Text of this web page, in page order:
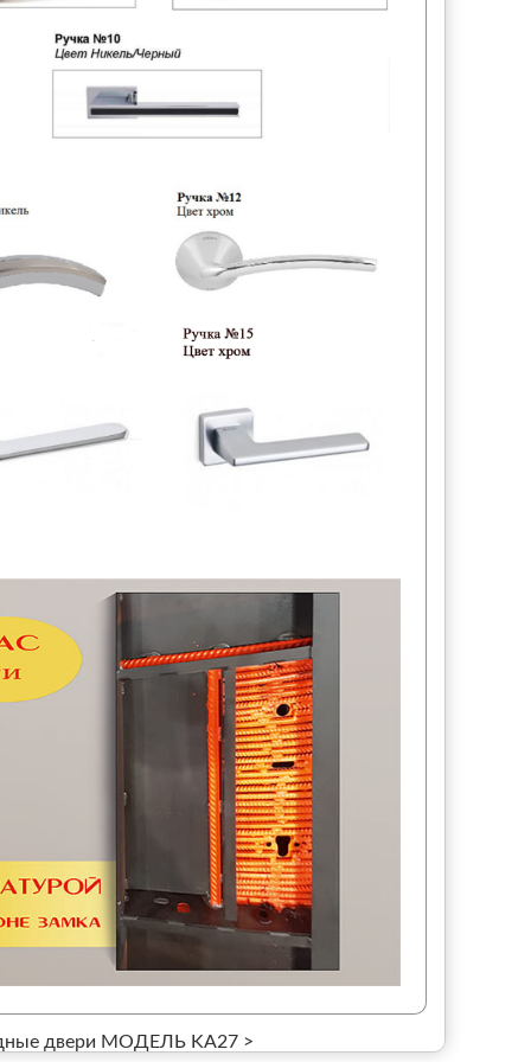
двери МОДЕЛЬ KA27 >